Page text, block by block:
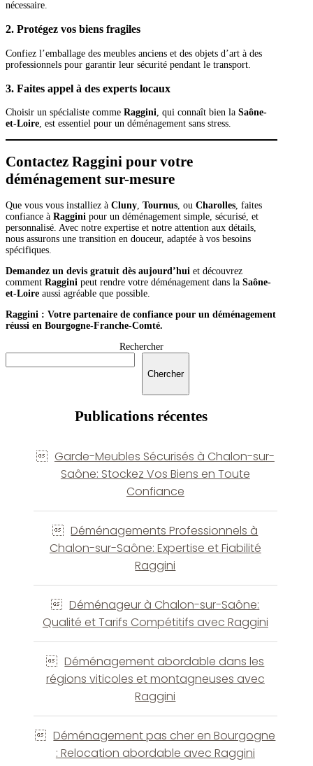
nécessaire.
2. Protégez vos biens fragiles
Confiez l’emballage des meubles anciens et des objets d’art à des
professionnels pour garantir leur sécurité pendant le transport.
3. Faites appel à des experts locaux
Choisir un spécialiste comme Raggini, qui connaît bien la Saône-
et-Loire, est essentiel pour un déménagement sans stress.
Contactez Raggini pour votre
déménagement sur-mesure
Que vous vous installiez à Cluny, Tournus, ou Charolles, faites
confiance à Raggini pour un déménagement simple, sécurisé, et
personnalisé. Avec notre expertise et notre attention aux détails,
nous assurons une transition en douceur, adaptée à vos besoins
spécifiques.
Demandez un devis gratuit dès aujourd’hui et découvrez
comment Raggini peut rendre votre déménagement dans la Saône-
et-Loire aussi agréable que possible.
Raggini : Votre partenaire de confiance pour un déménagement
réussi en Bourgogne-Franche-Comté.
Rechercher
Chercher
Publications récentes
Garde-Meubles Sécurisés à Chalon-sur-
Saône: Stockez Vos Biens en Toute
Confiance
Déménagements Professionnels à
Chalon-sur-Saône: Expertise et Fiabilité
Raggini
Déménageur à Chalon-sur-Saône:
Qualité et Tarifs Compétitifs avec Raggini
Déménagement abordable dans les
régions viticoles et montagneuses avec
Raggini
Déménagement pas cher en Bourgogne
: Relocation abordable avec Raggini